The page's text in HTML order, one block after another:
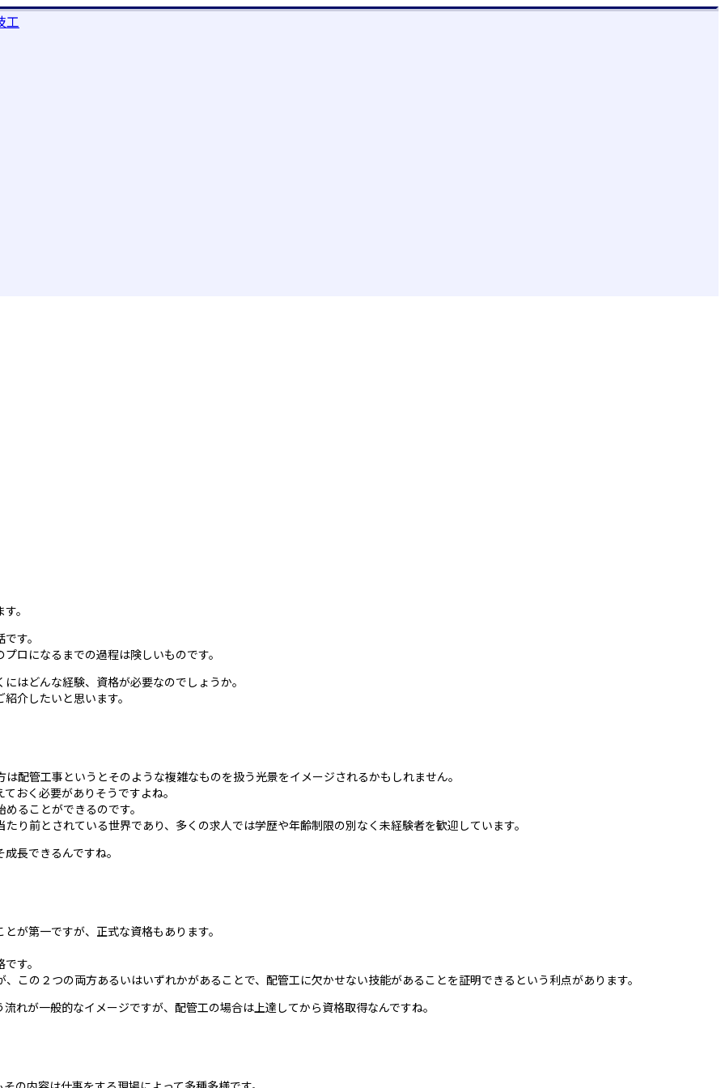
。
す。
ロになるまでの過程は険しいものです。
はどんな経験、資格が必要なのでしょうか。
介したいと思います。
配管工事というとそのような複雑なものを扱う光景をイメージされるかもしれません。
おく必要がありそうですよね。
ることができるのです。
り前とされている世界であり、多くの求人では学歴や年齢制限の別なく未経験者を歓迎しています。
長できるんですね。
が第一ですが、正式な資格もあります。
す。
この２つの両方あるいはいずれかがあることで、配管工に欠かせない技能があることを証明できるという利点があります。
れが一般的なイメージですが、配管工の場合は上達してから資格取得なんですね。